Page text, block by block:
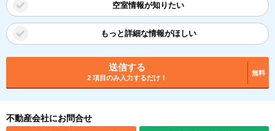
空室情報が知りたい
もっと詳細な情報がほしい
送信する
2 項目のみ入力するだけ！
無料
不動産会社にお問合せ